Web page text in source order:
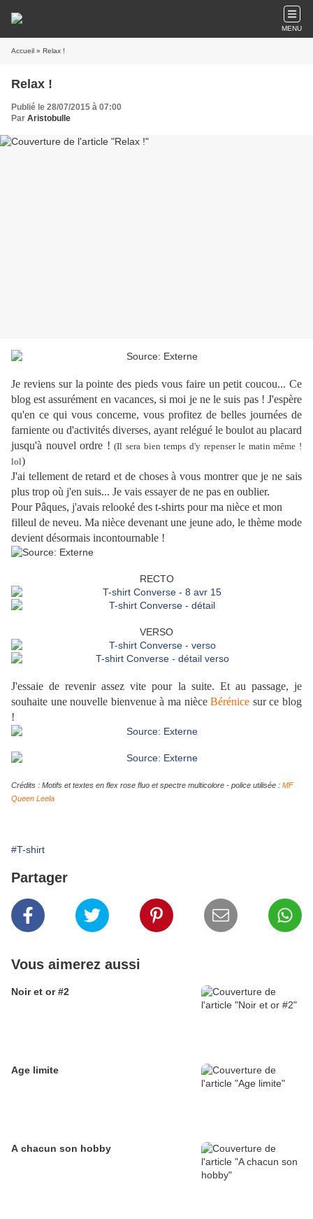
MENU
Accueil » Relax !
Relax !
Publié le 28/07/2015 à 07:00
Par Aristobulle
Je reviens sur la pointe des pieds vous faire un petit coucou... Ce
blog est assurément en vacances, si moi je ne le suis pas ! J'espère
qu'en ce qui vous concerne, vous profitez de belles journées de
farniente ou d'activités diverses, ayant relégué le boulot au placard
jusqu'à nouvel ordre !(Il sera bien temps d'y repenser le matin même !
lol)
J'ai tellement de retard et de choses à vous montrer que je ne sais
plus trop où j'en suis... Je vais essayer de ne pas en oublier.
Pour Pâques, j'avais relooké des t-shirts pour ma nièce et mon
filleul de neveu. Ma nièce devenant une jeune ado, le thème mode
devient désormais incontournable !
RECTO
VERSO
J'essaie de revenir assez vite pour la suite. Et au passage, je
souhaite une nouvelle bienvenue à ma nièceBérénice sur ce blog
!
Crédits : Motifs et textes en flex rose fluo et spectre multicolore - police utilisée : MF
Queen Leela
#T-shirt
Partager
Vous aimerez aussi
Noir et or #2
Age limite
A chacun son hobby